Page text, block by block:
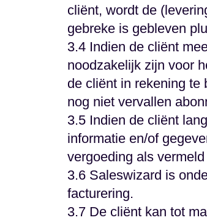
cliënt, wordt de
gebreke is gebleven
3.4 Indien de cliënt
noodzakelijk zijn voor
de cliënt in rekening te
nog niet vervallen
3.5 Indien de cliënt
informatie en/of
vergoeding als
3.6 Saleswizard is
facturering.
3.7 De cliënt kan tot